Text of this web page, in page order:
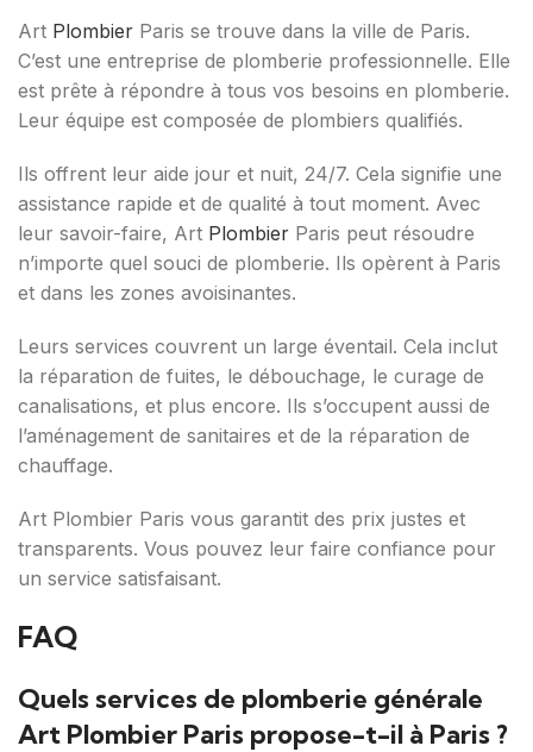
Art Plombier Paris se trouve dans la ville de Paris.
C’est une entreprise de plomberie professionnelle. Elle
est prête à répondre à tous vos besoins en plomberie.
Leur équipe est composée de plombiers qualifiés.
Ils offrent leur aide jour et nuit, 24/7. Cela signifie une
assistance rapide et de qualité à tout moment. Avec
leur savoir-faire, Art Plombier Paris peut résoudre
n’importe quel souci de plomberie. Ils opèrent à Paris
et dans les zones avoisinantes.
Leurs services couvrent un large éventail. Cela inclut
la réparation de fuites, le débouchage, le curage de
canalisations, et plus encore. Ils s’occupent aussi de
l’aménagement de sanitaires et de la réparation de
chauffage.
Art Plombier Paris vous garantit des prix justes et
transparents. Vous pouvez leur faire confiance pour
un service satisfaisant.
FAQ
Quels services de plomberie générale
Art Plombier Paris propose-t-il à Paris ?